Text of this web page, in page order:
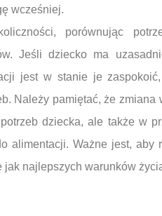
wcześniej.
porównując
Jeśli dziecko ma
jest w stanie je
Należy pamiętać, że
dziecka, ale także w
alimentacji. Ważne jest, aby
jak najlepszych warunków